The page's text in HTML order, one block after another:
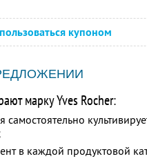
купоном
марку Yves Rocher:
самостоятельно
в каждой продуктовой